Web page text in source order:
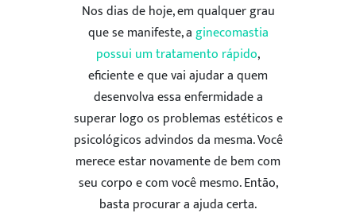
Nos dias de hoje, em qualquer grau
que se manifeste, aginecomastia
possui um tratamento rápido,
eficiente e que vai ajudar a quem
desenvolva essa enfermidade a
superar logo os problemas estéticos e
psicológicos advindos da mesma. Você
merece estar novamente de bem com
seu corpo e com você mesmo. Então,
basta procurar a ajuda certa.